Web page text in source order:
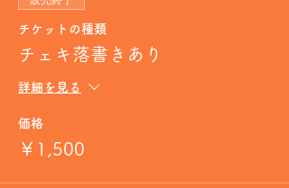
チケットの種類
チェキ落書きあり
詳細を見る
価格
￥1,500